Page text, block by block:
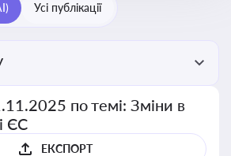
Усі публікації
по темі: Зміни в
ЄС
ЕКСПОРТ